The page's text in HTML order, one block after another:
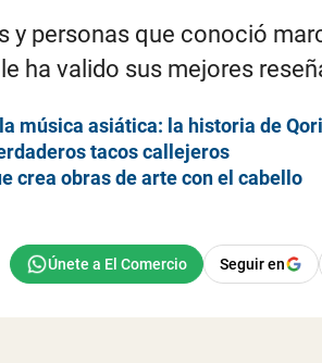
personas que conoció
ha valido sus mejores
asiática: la historia de
tacos callejeros
crea obras de arte con el cabello
Seguir en